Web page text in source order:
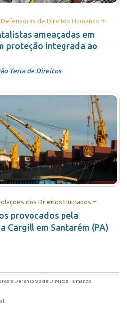
de Direitos Humanos +
ameaçadas em
proteção integrada ao
Terra de Direitos
dos Direitos Humanos +
provocados pela
Cargill em Santarém (PA)
e Defensoras de Direitos Humanos